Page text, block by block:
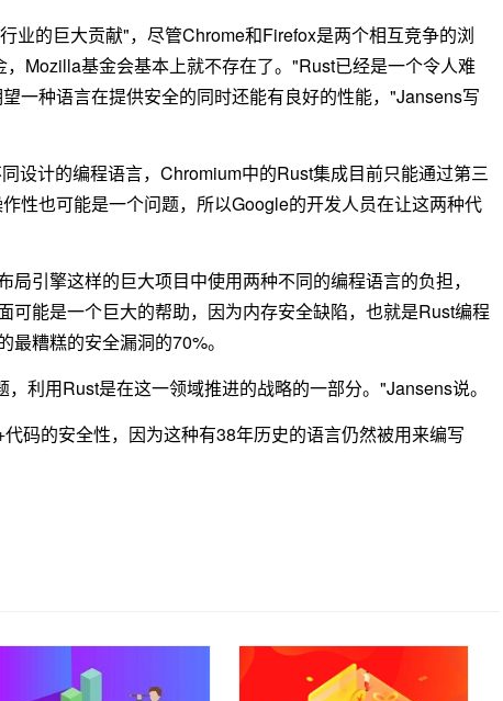
业的巨大贡献"，尽管Chrome和Firefox是两个相互竞争的浏
Mozilla基金会基本上就不存在了。"Rust已经是一个令人难
一种语言在提供安全的同时还能有良好的性能，"Jansens写
设计的编程语言，Chromium中的Rust集成目前只能通过第三
性也可能是一个问题，所以Google的开发人员在让这两种代
引擎这样的巨大项目中使用两种不同的编程语言的负担，
可能是一个巨大的帮助，因为内存安全缺陷，也就是Rust编程
糟糕的安全漏洞的70%。
利用Rust是在这一领域推进的战略的一部分。"Jansens说。
码的安全性，因为这种有38年历史的语言仍然被用来编写